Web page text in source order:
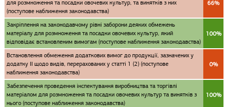
для розмноження та посадки овочевих культур, та винятків з них
(поступове наближення законодавства)
66%
Закріплення на законодавчому рівні заборони деяких обмежень
матеріалу для розмноження та посадки овочевих культур, який
відповідає встановленим вимогам (поступове наближення законодавства)
100%
Встановлення обмеження додаткових вимог до продукції, зазначених у
додатку II щодо видів, перерахованих у статті 1 (2) (поступове
наближення законодавства)
0%
Забезпечення проведення інспектування виробництва та торгівлі
матеріалом для розмноження та посадки овочевих культур та винятків з
нього (поступове наближення законодавства)
100%